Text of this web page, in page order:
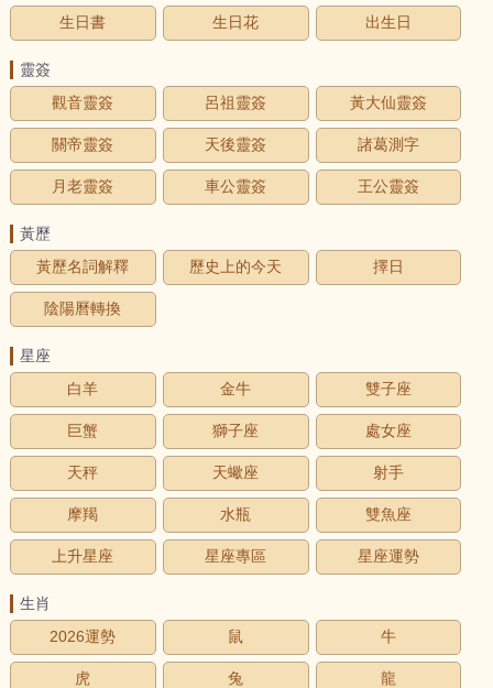
生日書 生日花 出生日
靈簽
觀音靈簽
呂祖靈簽 黃大仙靈簽
關帝靈簽 天後靈簽 諸葛測字
月老靈簽 車公靈簽 王公靈簽
黃歷
黃歷名詞解釋
歷史上的今天 擇日
陰陽曆轉換
星座
白羊
金牛 雙子座
巨蟹 獅子座 處女座
天秤 天蠍座 射手
摩羯 水瓶 雙魚座
上升星座 星座專區 星座運勢
生肖
2026運勢
鼠 牛
虎 兔 龍